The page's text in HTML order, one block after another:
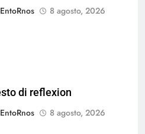
8 agosto, 2026
di reflexion
8 agosto, 2026